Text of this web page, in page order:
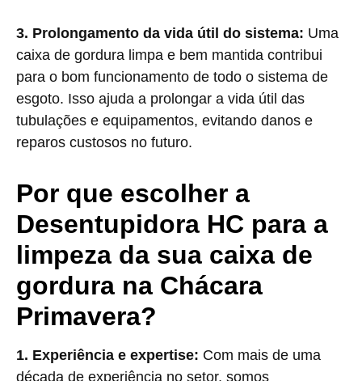
3. Prolongamento da vida útil do sistema: Uma
caixa de gordura limpa e bem mantida contribui
para o bom funcionamento de todo o sistema de
esgoto. Isso ajuda a prolongar a vida útil das
tubulações e equipamentos, evitando danos e
reparos custosos no futuro.
Por que escolher a
Desentupidora HC para a
limpeza da sua caixa de
gordura na Chácara
Primavera?
1. Experiência e expertise: Com mais de uma
década de experiência no setor, somos